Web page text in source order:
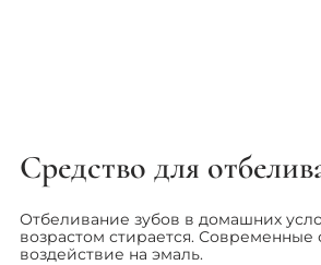
Средство для
Отбеливание зубов в домашних
возрастом стирается.
воздействие на эмаль.